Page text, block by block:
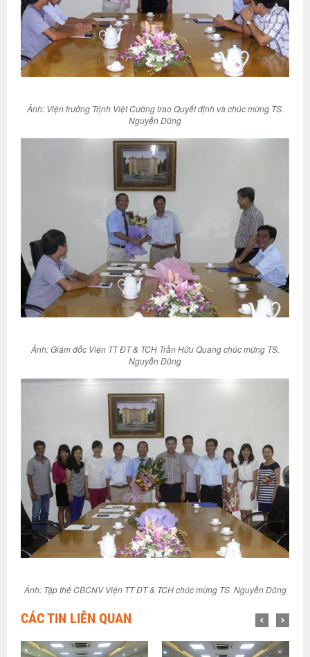
Ảnh: Viện trưởng Trịnh Việt Cường trao Quyết định và chúc mừng TS.
Nguyễn Dũng
Ảnh: Giám đốc Viện TT ĐT & TCH Trần Hữu Quang chúc mừng TS.
Nguyễn Dũng
Ảnh: Tập thể CBCNV Viện TT ĐT & TCH chúc mừng TS. Nguyễn Dũng
CÁC TIN LIÊN QUAN